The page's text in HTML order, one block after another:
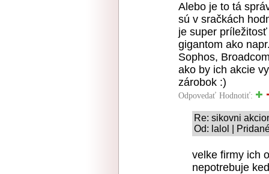
Alebo je to tá
sú v sračkách
je super
gigantom ako
Sophos,
ako by ich akcie
zárobok :)
Odpovedať Hodnotiť:
Re: sikovni
Od: lalol |
velke firmy ich
nepotrebuje